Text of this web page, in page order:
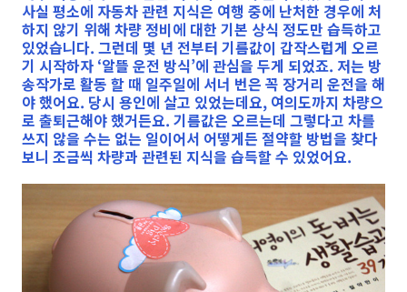
사실 평소에 자동차 관련 지식은 여행 중에 난처한 경우에 처
하지 않기 위해 차량 정비에 대한 기본 상식 정도만 습득하고
있었습니다. 그런데 몇 년 전부터 기름값이 갑작스럽게 오르
기 시작하자 ‘알뜰 운전 방식’에 관심을 두게 되었죠. 저는 방
송작가로 활동 할 때 일주일에 서너 번은 꼭 장거리 운전을 해
야 했어요. 당시 용인에 살고 있었는데요, 여의도까지 차량으
로 출퇴근해야 했거든요. 기름값은 오르는데 그렇다고 차를
쓰지 않을 수는 없는 일이어서 어떻게든 절약할 방법을 찾다
보니 조금씩 차량과 관련된 지식을 습득할 수 있었어요.